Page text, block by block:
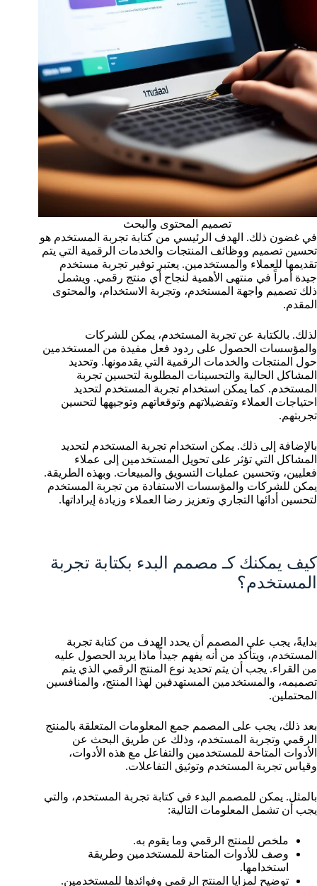
تصميم المحتوى والبحث
في غضون ذلك. الهدف الرئيسي من كتابة تجربة المستخدم هو
تحسين تصميم ووظائف المنتجات والخدمات الرقمية التي يتم
تقديمها للعملاء والمستخدمين. يعتبر توفير تجربة مستخدم
جيدة أمراً في منتهى الأهمية لنجاح أي منتج رقمي. ويشمل
ذلك تصميم واجهة المستخدم، وتجربة الاستخدام، والمحتوى
المقدم.
لذلك. بالكتابة عن تجربة المستخدم، يمكن للشركات
والمؤسسات الحصول على ردود فعل مفيدة من المستخدمين
حول المنتجات والخدمات الرقمية التي يقدمونها. وتحديد
المشاكل الحالية والتحسينات المطلوبة لتحسين تجربة
المستخدم. كما يمكن استخدام تجربة المستخدم لتحديد
احتياجات العملاء وتفضيلاتهم وتوقعاتهم وتوجيهها لتحسين
تجربتهم.
بالإضافة إلى ذلك. يمكن استخدام تجربة المستخدم لتحديد
المشاكل التي تؤثر على تحويل المستخدمين إلى عملاء
فعليين، وتحسين عمليات التسويق والمبيعات. وبهذه الطريقة.
يمكن للشركات والمؤسسات الاستفادة من تجربة المستخدم
لتحسين أدائها التجاري وتعزيز رضا العملاء وزيادة إيراداتها.
كيف يمكنك كـ مصمم البدء بكتابة تجربة
المستخدم؟
بدايةً، يجب على المصمم أن يحدد الهدف من كتابة تجربة
المستخدم، ويتأكد من أنه يفهم جيداً ماذا يريد الحصول عليه
من القراء. يجب أن يتم تحديد نوع المنتج الرقمي الذي يتم
تصميمه، والمستخدمين المستهدفين لهذا المنتج، والمنافسين
المحتملين.
بعد ذلك، يجب على المصمم جمع المعلومات المتعلقة بالمنتج
الرقمي وتجربة المستخدم، وذلك عن طريق البحث عن
الأدوات المتاحة للمستخدمين والتفاعل مع هذه الأدوات،
وقياس تجربة المستخدم وتوثيق التفاعلات.
بالمثل. يمكن للمصمم البدء في كتابة تجربة المستخدم، والتي
يجب أن تشمل المعلومات التالية:
ملخص للمنتج الرقمي وما يقوم به.
وصف للأدوات المتاحة للمستخدمين وطريقة
استخدامها.
توضيح لمزايا المنتج الرقمي وفوائدها للمستخدمين.